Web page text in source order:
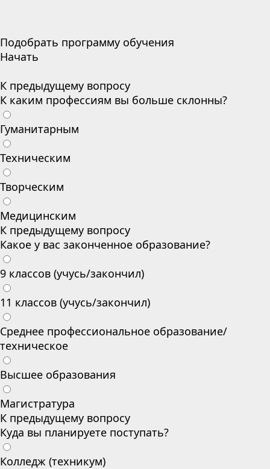
Подобрать программу обучения
Начать
К предыдущему вопросу
К каким профессиям вы больше склонны?
Гуманитарным
Техническим
Творческим
Медицинским
К предыдущему вопросу
Какое у вас законченное образование?
9 классов (учусь/закончил)
11 классов (учусь/закончил)
Среднее профессиональное образование/
техническое
Высшее образования
Магистратура
К предыдущему вопросу
Куда вы планируете поступать?
Колледж (техникум)